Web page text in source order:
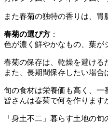
また春菊の独特の香りは、胃
春菊の選び方 ：
色が濃く鮮やかなもの、葉が
春菊の保存は、乾燥を避ける
また、長期間保存したい場合
旬の食材は栄養価も高く、一
皆さんは春菊で何を作ります
「身土不二」暮らす土地の